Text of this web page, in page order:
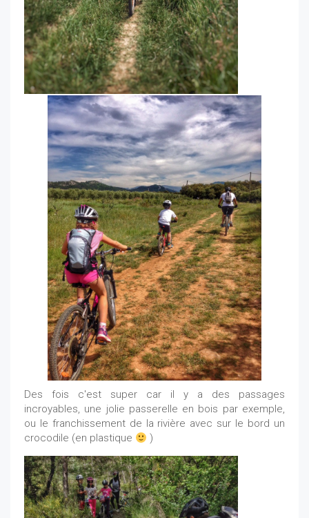
Des fois c'est super car il y a des passages
incroyables, une jolie passerelle en bois par exemple,
ou le franchissement de la rivière avec sur le bord un
crocodile (en plastique
)